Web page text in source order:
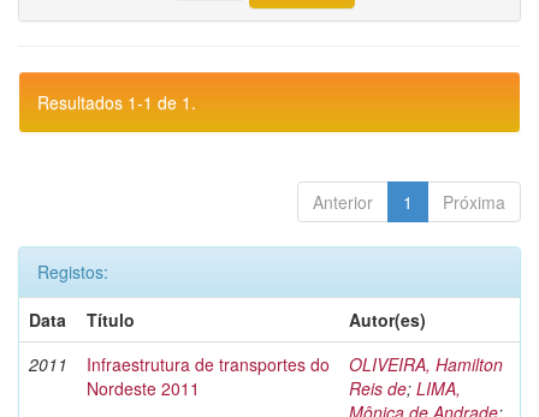
Resultados 1-1 de 1.
Anterior 1 Próxima
Registos:
Data
Título
Autor(es)
2011
Infraestrutura de transportes do
Nordeste 2011
OLIVEIRA, Hamilton
Reis de; LIMA,
Mônica de Andrade;